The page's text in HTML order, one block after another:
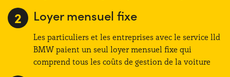
Loyer mensuel fixe
Les particuliers et les entreprises avec le service lld
BMW paient un seul loyer mensuel fixe qui
comprend tous les coûts de gestion de la voiture